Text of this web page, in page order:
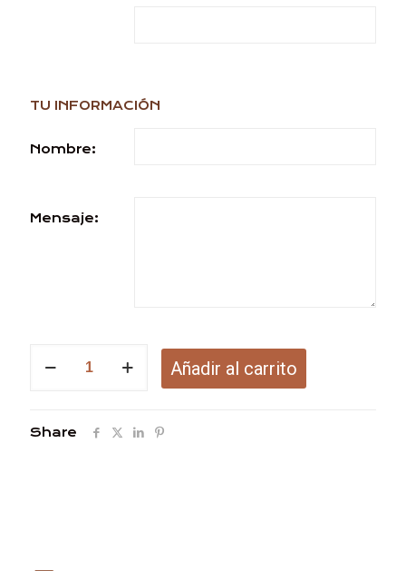
TU INFORMACIÓN
Nombre:
Mensaje:
Mujer
de
Añadir al carrito
Share